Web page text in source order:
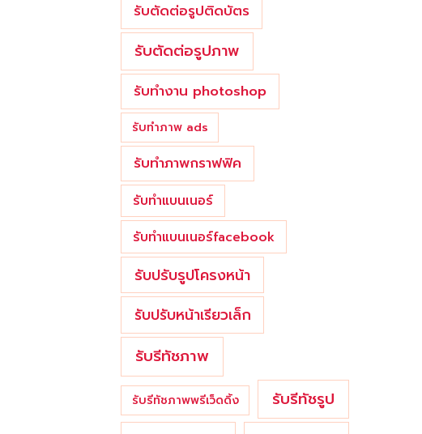
รับตัดต่อรูปติดบัตร
รับตัดต่อรูปภาพ
รับทำงาน photoshop
รับทำภาพ ads
รับทำภาพกราฟฟิค
รับทำแบนเนอร์
รับทำแบนเนอร์facebook
รับปรับรูปโครงหน้า
รับปรับหน้าเรียวเล็ก
รับรีทัชภาพ
รับรีทัชภาพพรีเว็ดดิ้ง รับรีทัชรูป